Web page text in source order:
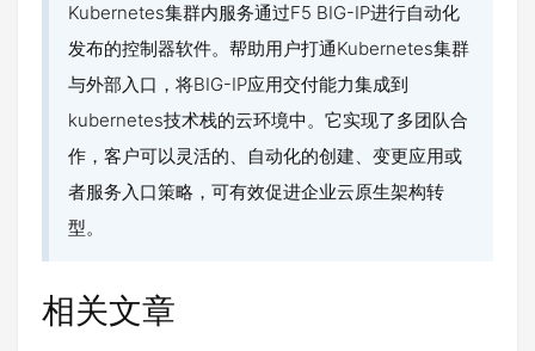
Kubernetes集群内服务通过F5 BIG-IP进行自动化
发布的控制器软件。帮助用户打通Kubernetes集群
与外部入口，将BIG-IP应用交付能力集成到
kubernetes技术栈的云环境中。它实现了多团队合
作，客户可以灵活的、自动化的创建、变更应用或
者服务入口策略，可有效促进企业云原生架构转
型。
相关文章